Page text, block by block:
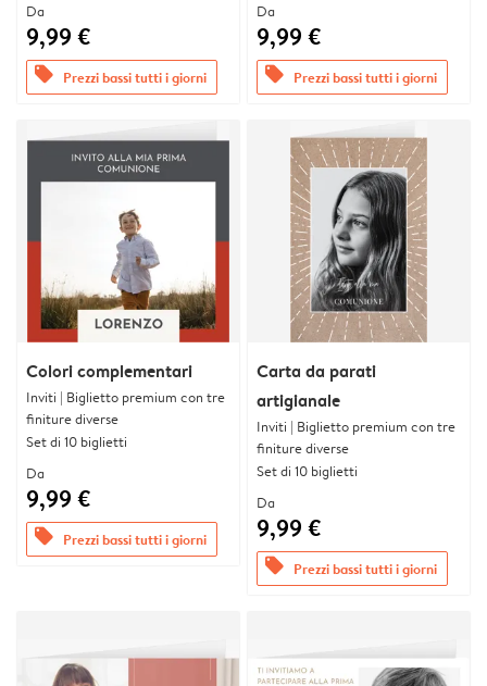
Da
9,99 €
offers Prezzi bassi tutti i giorni
Da
9,99 €
offers Prezzi bassi tutti i giorni
Colori complementari
Inviti | Biglietto premium con tre
finiture diverse
Set di 10 biglietti
Da
9,99 €
offers Prezzi bassi tutti i giorni
Carta da parati
artigianale
Inviti | Biglietto premium con tre
finiture diverse
Set di 10 biglietti
Da
9,99 €
offers Prezzi bassi tutti i giorni